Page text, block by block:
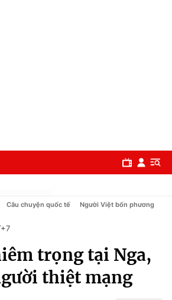
Câu chuyện quốc tế Người Việt bốn phương
trọng tại Nga,
thiệt mạng